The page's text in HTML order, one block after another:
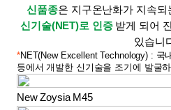
신품종은 지구온난화가 지속
신기술(NET)로 인증받게 되어
있습니
*NET(New Excellent Technology) : 국
등에서 개발한 신기술을 조기에 발굴
New Zoysia M45